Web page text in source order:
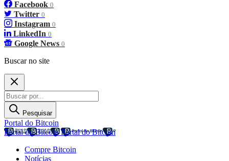
Facebook 0
Twitter 0
Instagram 0
LinkedIn 0
Google News 0
Buscar no site
Pesquisar
Portal do Bitcoin
Portal do BitcoinPortal do Bitcoin
Compre Bitcoin
Notícias